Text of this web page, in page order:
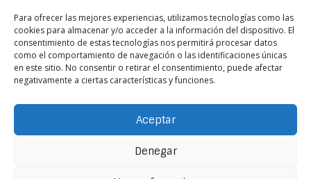
Para ofrecer las mejores experiencias, utilizamos tecnologías como las
cookies para almacenar y/o acceder a la información del dispositivo. El
consentimiento de estas tecnologías nos permitirá procesar datos
como el comportamiento de navegación o las identificaciones únicas
en este sitio. No consentir o retirar el consentimiento, puede afectar
negativamente a ciertas características y funciones.
Aceptar
Denegar
garantía de rendimiento o éxito en el futuro.
Declaración de la Sala de Operaciones en Directo:
Esta presentación sólo tiene fines educativos y las
opiniones expresadas son las del presentador del
considerarse hipotéticas y no debe esperarse que se